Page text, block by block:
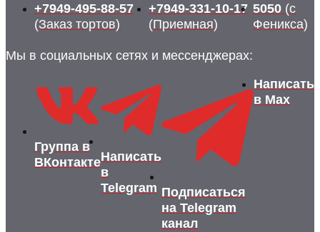
+7949-495-88-57
(Заказ тортов)
+7949-331-10-17
(Приемная)
5050 (с
Феникса)
Мы в социальных сетях и мессенджерах:
Группа в
ВКонтактеНаписать
в
Telegram Подписаться
на Telegram
канал
Написать
в Max